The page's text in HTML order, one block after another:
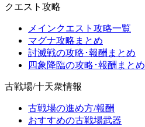
クエスト攻略
メインクエスト攻略一覧
マグナ攻略まとめ
討滅戦の攻略･報酬まとめ
四象降臨の攻略･報酬まとめ
古戦場/十天衆情報
古戦場の進め方/報酬
おすすめの古戦場武器